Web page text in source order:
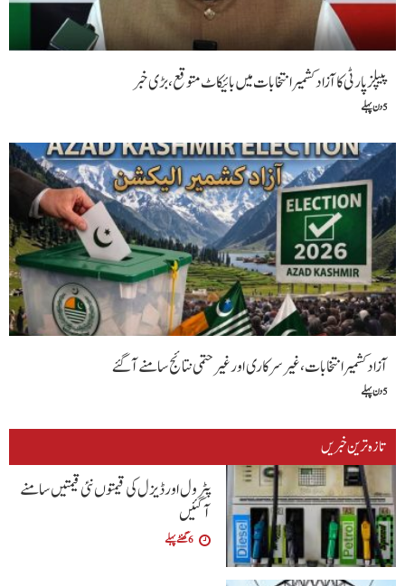
پیپلز پارٹی کا آزاد کشمیر انتخابات میں بائیکاٹ متوقع، بڑی خبر
5 دن پہلے
آزاد کشمیر انتخابات،غیر سرکاری اور غیر حتمی نتائج سامنے آگئے
5 دن پہلے
تازہ ترین خبریں
پٹرول اور ڈیزل کی قیمتوں نئی قیمتیں سامنے
آگئیں
6 گھنٹے پہلے